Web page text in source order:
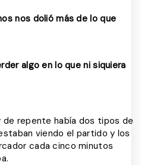
nos dolió más de lo que
algo en lo que ni siquiera
de repente había dos tipos de
viendo el partido y los
cada cinco minutos